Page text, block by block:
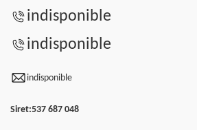
indisponible
indisponible
indisponible
Siret:537 687 048